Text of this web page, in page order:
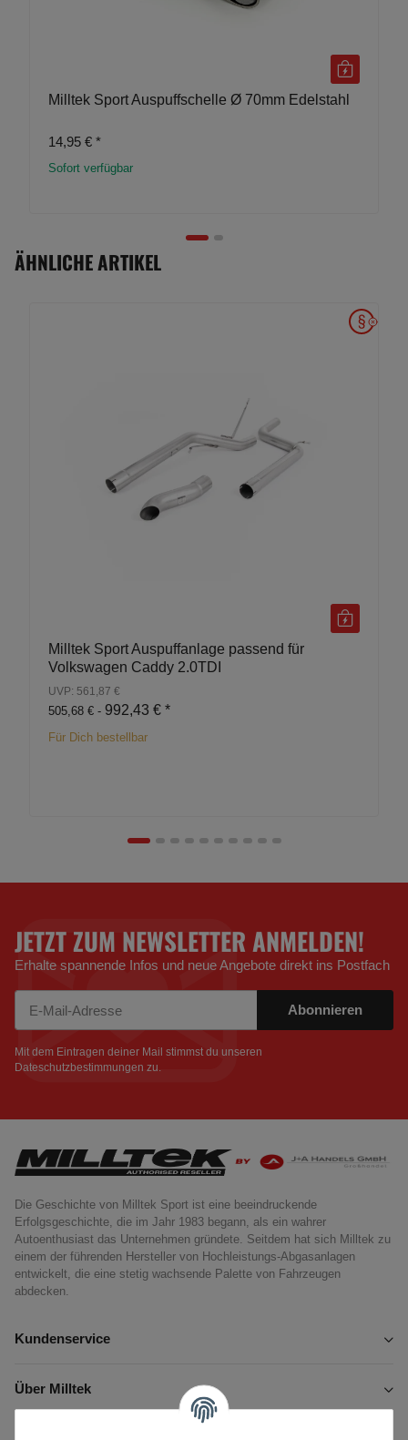
Milltek Sport Auspuffschelle Ø 70mm Edelstahl
14,95 € *
Sofort verfügbar
ÄHNLICHE ARTIKEL
Milltek Sport Auspuffanlage passend für
Volkswagen Caddy 2.0TDI
UVP: 561,87 €
505,68 € - 992,43 € *
Für Dich bestellbar
JETZT ZUM NEWSLETTER ANMELDEN!
Erhalte spannende Infos und neue Angebote direkt ins Postfach
Abonnieren
Mit dem Eintragen deiner Mail stimmst du unseren
Dateschutzbestimmungen zu.
Die Geschichte von Milltek Sport ist eine beeindruckende
Erfolgsgeschichte, die im Jahr 1983 begann, als ein wahrer
Autoenthusiast das Unternehmen gründete. Seitdem hat sich Milltek zu
einem der führenden Hersteller von Hochleistungs-Abgasanlagen
entwickelt, die eine stetig wachsende Palette von Fahrzeugen
abdecken.
Kundenservice
Über Milltek